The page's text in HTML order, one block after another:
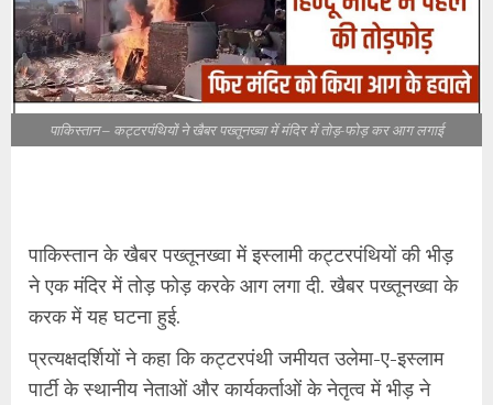
पाकिस्तान – कट्टरपंथियों ने खैबर पख्तूनख्वा में मंदिर में तोड़-फोड़ कर आग लगाई
पाकिस्तान के खैबर पख्तूनख्वा में इस्लामी कट्टरपंथियों की भीड़
ने एक मंदिर में तोड़ फोड़ करके आग लगा दी. खैबर पख्तूनख्वा के
करक में यह घटना हुई.
प्रत्यक्षदर्शियों ने कहा कि कट्टरपंथी जमीयत उलेमा-ए-इस्लाम
पार्टी के स्थानीय नेताओं और कार्यकर्ताओं के नेतृत्व में भीड़ ने